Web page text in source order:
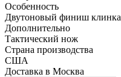
Особенность
Двутоновый финиш клинка
Дополнительно
Тактический нож
Страна производства
США
Доставка в Москва